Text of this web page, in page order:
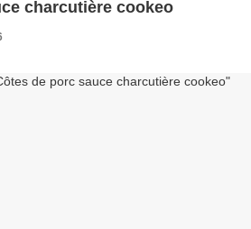
charcutière cookeo